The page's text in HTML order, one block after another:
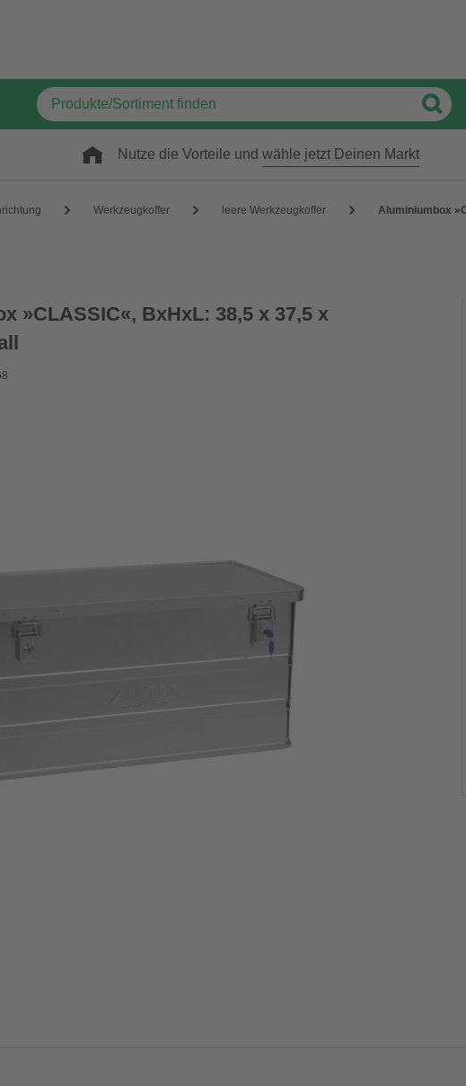
Nutze die Vorteile und wähle jetzt Deinen Markt
Werkzeugkoffer leere Werkzeugkoffer Aluminiumbox
»CLASSIC«, BxHxL: 38,5 x 37,5 x